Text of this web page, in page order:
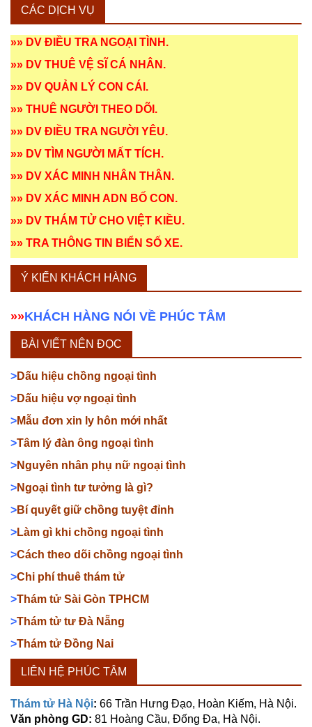
CÁC DỊCH VỤ
»» DV ĐIỀU TRA NGOẠI TÌNH .
»» DV THUÊ VỆ SĨ CÁ NHÂN .
»» DV QUẢN LÝ CON CÁI .
»» THUÊ NGƯỜI THEO DÕI .
»» DV ĐIỀU TRA NGƯỜI YÊU.
»» DV TÌM NGƯỜI MẤT TÍCH .
»» DV XÁC MINH NHÂN THÂN .
»» DV XÁC MINH ADN BỐ CON .
»» DV THÁM TỬ CHO VIỆT KIỀU.
»» TRA THÔNG TIN BIỂN SỐ XE.
Ý KIẾN KHÁCH HÀNG
»»KHÁCH HÀNG NÓI VỀ PHÚC TÂM
BÀI VIẾT NÊN ĐỌC
>Dấu hiệu chồng ngoại tình
>Dấu hiệu vợ ngoại tình
>Mẫu đơn xin ly hôn mới nhất
>Tâm lý đàn ông ngoại tình
>Nguyên nhân phụ nữ ngoại tình
>Ngoại tình tư tưởng là gì?
>Bí quyết giữ chồng tuyệt đỉnh
>Làm gì khi chồng ngoại tình
>Cách theo dõi chồng ngoại tình
>Chi phí thuê thám tử
>Thám tử Sài Gòn TPHCM
>Thám tử tư Đà Nẵng
>Thám tử Đồng Nai
LIÊN HỆ PHÚC TÂM
Thám tử Hà Nội: 66 Trần Hưng Đạo, Hoàn Kiếm, Hà Nội.
Văn phòng GD: 81 Hoàng Cầu, Đống Đa, Hà Nội.